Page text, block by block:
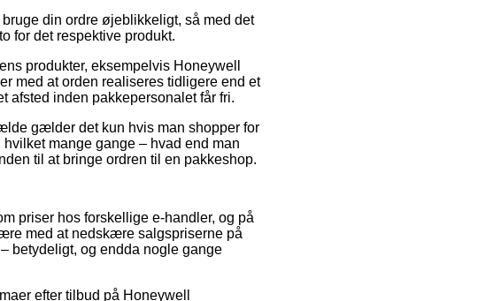
din ordre øjeblikkeligt, så med det
for det respektive produkt.
produkter, eksempelvis Honeywell
med at orden realiseres tidligere end et
afsted inden pakkepersonalet får fri.
gælder det kun hvis man shopper for
mange gange – hvad end man
til at bringe ordren til en pakkeshop.
priser hos forskellige e-handler, og på
med at nedskære salgspriserne på
betydeligt, og endda nogle gange
efter tilbud på Honeywell